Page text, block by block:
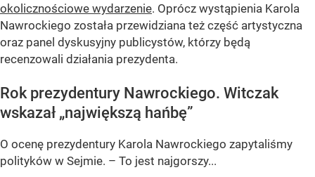
okolicznościowe wydarzenie. Oprócz wystąpienia Karola
Nawrockiego została przewidziana też część artystyczna
oraz panel dyskusyjny publicystów, którzy będą
recenzowali działania prezydenta.
Rok prezydentury Nawrockiego. Witczak
wskazał „największą hańbę”
O ocenę prezydentury Karola Nawrockiego zapytaliśmy
polityków w Sejmie. – To jest najgorszy...